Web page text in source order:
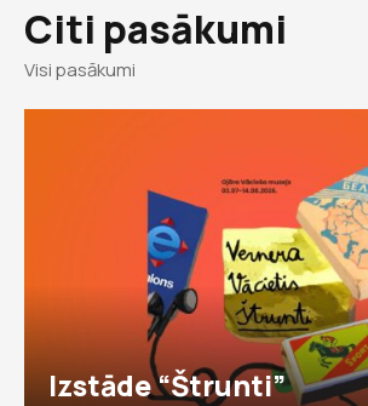
Citi pasākumi
Visi pasākumi
Izstāde “Štrunti”